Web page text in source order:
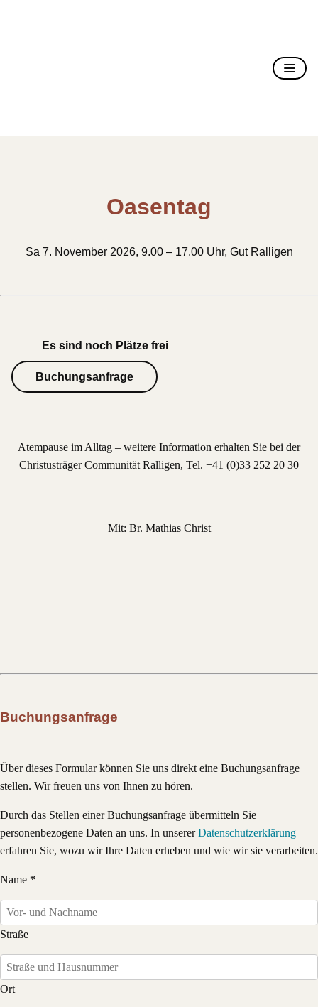
Oasentag
Sa 7. November 2026, 9.00 – 17.00 Uhr, Gut Ralligen
Es sind noch Plätze frei
Buchungsanfrage
Atempause im Alltag – weitere Information erhalten Sie bei der
Christusträger Communität Ralligen, Tel. +41 (0)33 252 20 30
Mit: Br. Mathias Christ
Buchungsanfrage
Über dieses Formular können Sie uns direkt eine Buchungsanfrage
stellen. Wir freuen uns von Ihnen zu hören.
Durch das Stellen einer Buchungsanfrage übermitteln Sie
personenbezogene Daten an uns. In unsererDatenschutzerklärung
erfahren Sie, wozu wir Ihre Daten erheben und wie wir sie verarbeiten.
Name
Straße
Ort